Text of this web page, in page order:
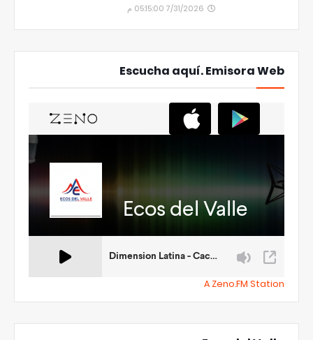
7/31/2026 05:15:00 م
Escucha aquí. Emisora Web
A Zeno.FM Station